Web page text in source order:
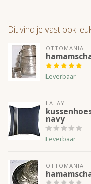
Dit vind je vast ook
OTTOMANIA
Leverbaar
LALAY
navy
Leverbaar
OTTOMANIA